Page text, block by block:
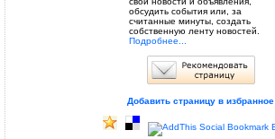
обсудить события или, за
считанные минуты, создать
собственную ленту новостей.
Подробнее...
Добавить страницу в избранное